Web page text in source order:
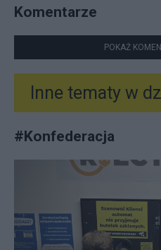
Komentarze
POKAŻ
Inne tematy w
#Konfederacja